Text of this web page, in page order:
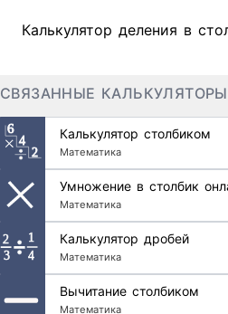
Калькулятор деления в
СВЯЗАННЫЕ КАЛЬКУЛЯТОРЫ
Калькулятор столбиком
Математика
Умножение в столбик
Математика
Калькулятор дробей
Математика
Вычитание столбиком
Математика